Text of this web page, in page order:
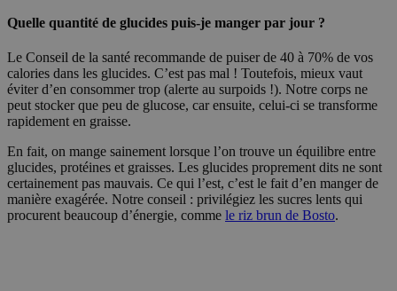
Quelle quantité de glucides puis-je manger par jour ?
Le Conseil de la santé recommande de puiser de 40 à 70% de vos
calories dans les glucides. C’est pas mal ! Toutefois, mieux vaut
éviter d’en consommer trop (alerte au surpoids !). Notre corps ne
peut stocker que peu de glucose, car ensuite, celui-ci se transforme
rapidement en graisse.
En fait, on mange sainement lorsque l’on trouve un équilibre entre
glucides, protéines et graisses. Les glucides proprement dits ne sont
certainement pas mauvais. Ce qui l’est, c’est le fait d’en manger de
manière exagérée. Notre conseil : privilégiez les sucres lents qui
procurent beaucoup d’énergie, comme le riz brun de Bosto.